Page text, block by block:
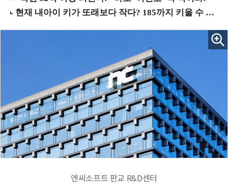
엔씨소프트 판교 R&D센터